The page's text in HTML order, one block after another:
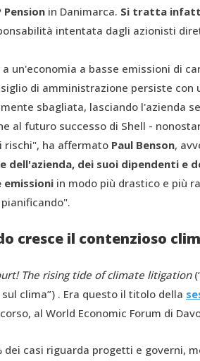
Pension in Danimarca. Si tratta
intentata dagli azionisti
un'economia a basse emissioni di
di amministrazione persiste
sbagliata, lasciando l'azienda
al futuro successo di Shell -
rischi", ha affermato Paul Benson,
dell'azienda, dei suoi dipendenti e
emissioni in modo più drastico e più
cresce il contenzioso
The rising tide of climate litigation
clima”) . Era questo il titolo della
al World Economic Forum di
dei casi riguarda progetti e governi,